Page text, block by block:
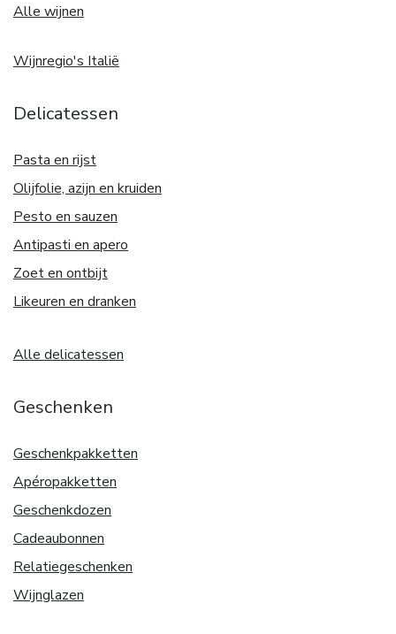
Alle wijnen
Wijnregio's Italië
Delicatessen
Pasta en rijst
Olijfolie, azijn en kruiden
Pesto en sauzen
Antipasti en apero
Zoet en ontbijt
Likeuren en dranken
Alle delicatessen
Geschenken
Geschenkpakketten
Apéropakketten
Geschenkdozen
Cadeaubonnen
Relatiegeschenken
Wijnglazen